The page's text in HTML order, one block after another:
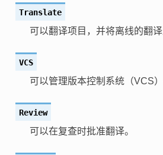
Translate
可以翻译项目，并将离线的翻译
VCS
可以管理版本控制系统（VCS
Review
可以在复查时批准翻译。